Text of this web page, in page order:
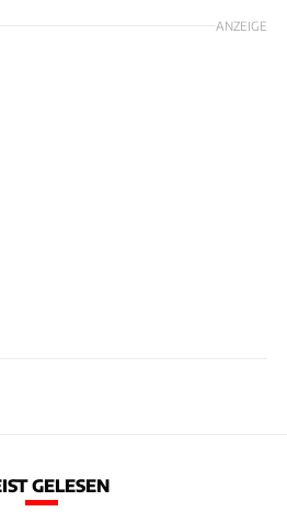
ANZEIGE
GELESEN